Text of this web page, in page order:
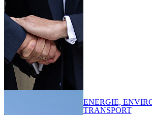
ENERGIE,
TRANSPORT